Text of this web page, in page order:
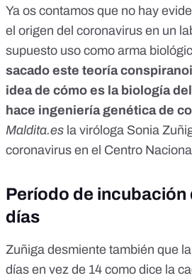
llevar 9 d&iacute;as vivos en una
/> 3. Son 7 personas infectadas en
cada persona infectada.<br /> 4. El
nivel 5 de materia de peligrosidad
&oacute;sea esta en el nivel
5. Ya son 1.5 millones de personas
cuerpos quemados no 30 mil como
ya sean 90 mil en estas horas ya
supuestamente dan deben ser
m&aacute;s.<br /> 6. La idea de
empez&oacute; en una agenda
ser utilizadas ya que reduce la
reducir a los mas vulnerables y
investiga, pues podras evitar tu
casos.</p>
Ya os contamos que no hay
el origen del coronavirus en un
supuesto uso como arma
sacado este teoría
idea de cómo es la biología
hace ingeniería genética de
Maldita.es la viróloga Sonia
coronavirus en el Centro
Período de incubación
días
Zuñiga desmiente también que
días en vez de 14 como dice la